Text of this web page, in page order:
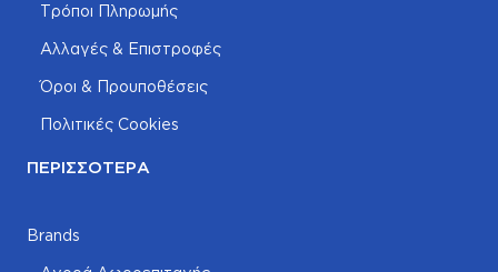
Τρόποι Πληρωμής
Αλλαγές & Επιστροφές
Όροι & Προυποθέσεις
Πολιτικές Cookies
ΠΕΡΙΣΣΌΤΕΡΑ
Brands